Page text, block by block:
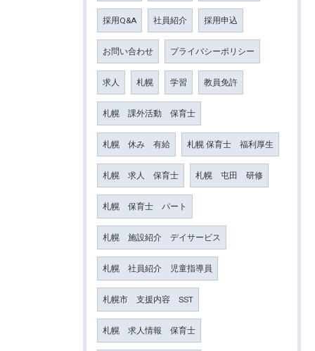
採用Q&A 社員紹介 採用申込
お問い合わせ プライバシーポリシー
求人 札幌 学習 教員免許
札幌 課外活動 保育士
札幌 休み 有給 札幌 保育士 福利厚生
札幌 求人 保育士 札幌 屯田 研修
札幌 保育士 パート
札幌 施設紹介 デイサービス
札幌 社員紹介 児童指導員
札幌市 支援内容 SST
札幌 求人情報 保育士